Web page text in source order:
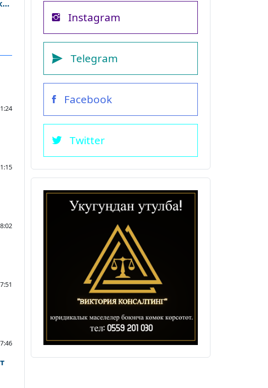
Instagram
Telegram
Facebook
Twitter